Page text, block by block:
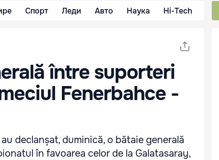
Спорт Леди Авто Наука Hi-Tech
între suporteri
Fenerbahce -
declanșat, duminică, o bătaie generală
în favoarea celor de la Galatasaray,